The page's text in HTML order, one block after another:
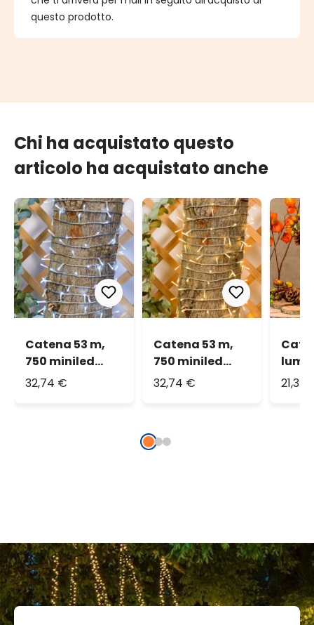
questo prodotto.
Chi ha acquistato questo
articolo ha acquistato anche
Catena 53 m,
750 miniled
bianco freddo
32,74 €
Catena 53 m,
750 miniled
bianco caldo
32,74 €
led
21,37